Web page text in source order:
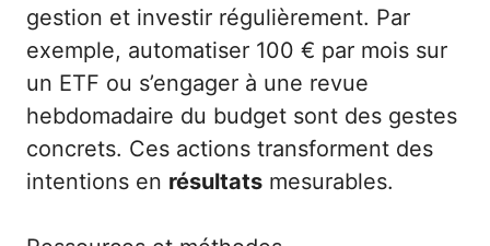
gestion et investir régulièrement. Par
exemple, automatiser 100 € par mois sur
un ETF ou s’engager à une revue
hebdomadaire du budget sont des gestes
concrets. Ces actions transforment des
intentions en résultats mesurables.